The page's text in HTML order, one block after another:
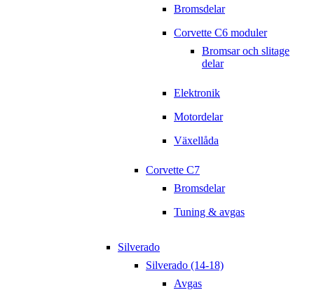
Bromsdelar
Corvette C6 moduler
Bromsar och slitage
delar
Elektronik
Motordelar
Växellåda
Corvette C7
Bromsdelar
Tuning & avgas
Silverado
Silverado (14-18)
Avgas